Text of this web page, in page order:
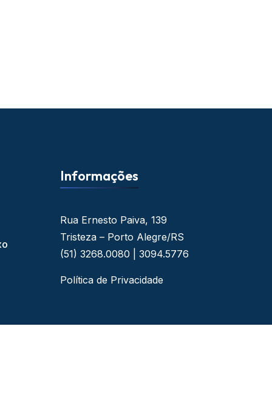
Informações
Rua Ernesto Paiva, 139
Tristeza – Porto Alegre/RS
(51) 3268.0080 | 3094.5776
Política de Privacidade